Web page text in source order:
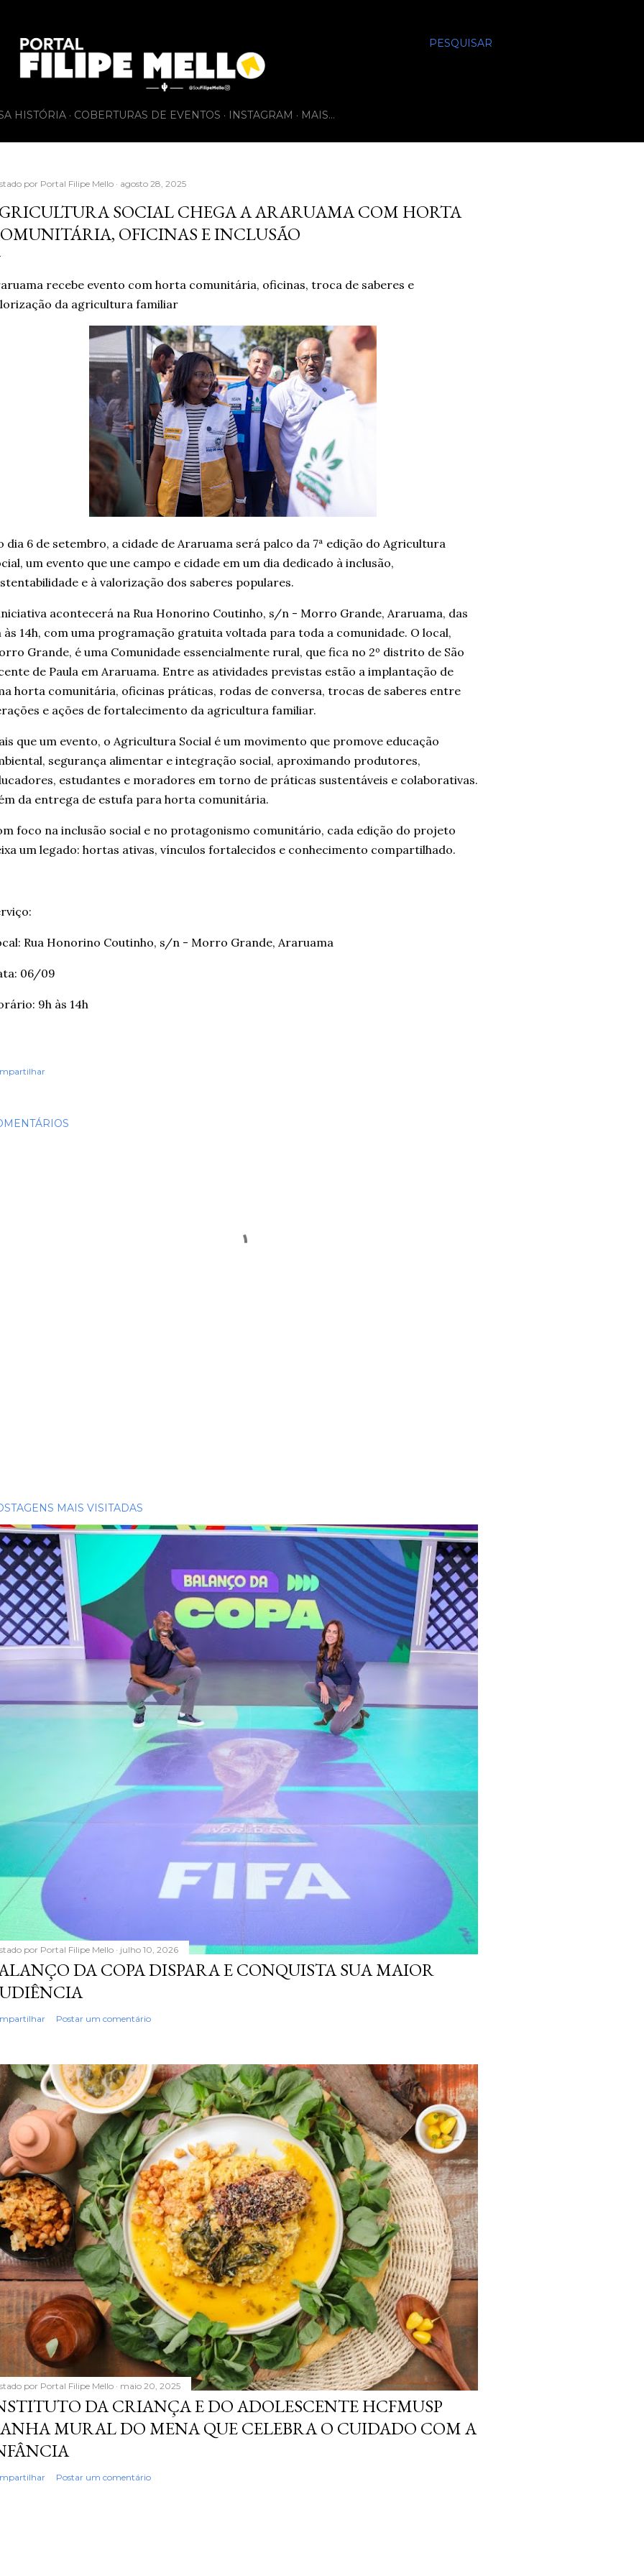
PESQUISAR
HISTÓRIA COBERTURAS DE EVENTOS INSTAGRAM MAIS…
por Portal Filipe Mello agosto 28, 2025
SOCIAL CHEGA A ARARUAMA COM HORTA
OFICINAS E INCLUSÃO
recebe evento com horta comunitária, oficinas, troca de saberes e
da agricultura familiar
dia 6 de setembro, a cidade de Araruama será palco da 7ª edição do Agricultura
um evento que une campo e cidade em um dia dedicado à inclusão,
e à valorização dos saberes populares.
acontecerá na Rua Honorino Coutinho, s/n - Morro Grande, Araruama, das
às 14h, com uma programação gratuita voltada para toda a comunidade. O local,
Grande, é uma Comunidade essencialmente rural, que fica no 2º distrito de São
de Paula em Araruama. Entre as atividades previstas estão a implantação de
horta comunitária, oficinas práticas, rodas de conversa, trocas de saberes entre
e ações de fortalecimento da agricultura familiar.
que um evento, o Agricultura Social é um movimento que promove educação
segurança alimentar e integração social, aproximando produtores,
estudantes e moradores em torno de práticas sustentáveis e colaborativas.
da entrega de estufa para horta comunitária.
foco na inclusão social e no protagonismo comunitário, cada edição do projeto
um legado: hortas ativas, vínculos fortalecidos e conhecimento compartilhado.
Rua Honorino Coutinho, s/n - Morro Grande, Araruama
06/09
9h às 14h
MAIS VISITADAS
por Portal Filipe Mello julho 10, 2026
DA COPA DISPARA E CONQUISTA SUA MAIOR
Postar um comentário
por Portal Filipe Mello maio 20, 2025
DA CRIANÇA E DO ADOLESCENTE HCFMUSP
MURAL DO MENA QUE CELEBRA O CUIDADO COM A
Postar um comentário